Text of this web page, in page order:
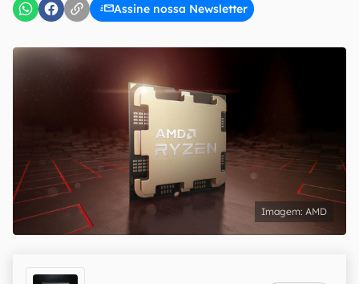
Assine nossa Newsletter
Confirmo que li, aceito e concordo com os Termos de
Uso e Política de Privacidade do Canaltech.
AMD